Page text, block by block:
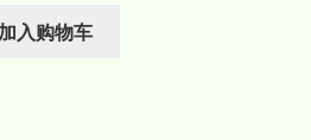
加入购物车